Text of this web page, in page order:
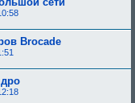
Brocade